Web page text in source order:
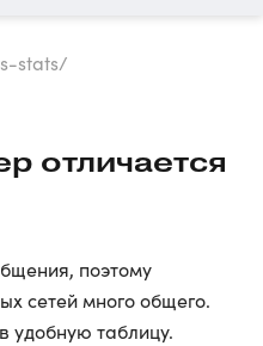
stats/
отличается
поэтому
сетей много общего.
удобную таблицу.